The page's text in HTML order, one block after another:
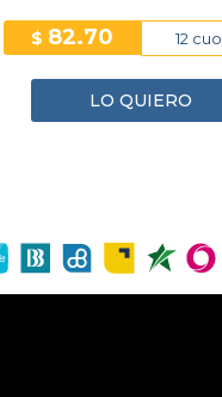
$ 82.70 12
LO QUIERO